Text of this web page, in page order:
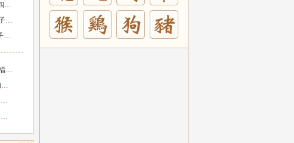
更
庭